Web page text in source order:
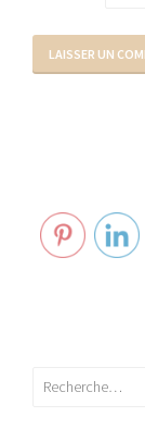
Rechercher :